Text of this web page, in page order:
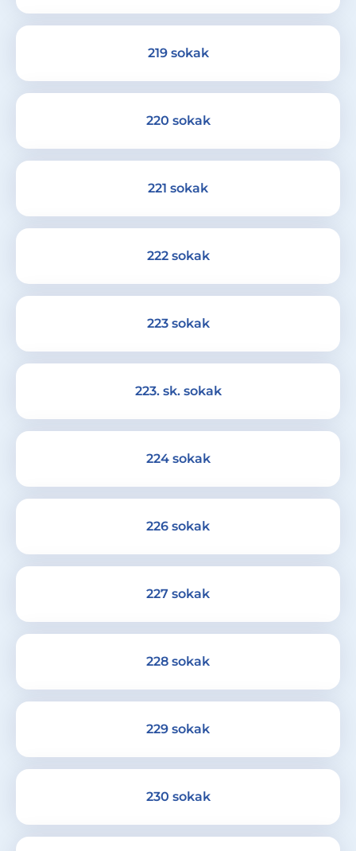
219 sokak
220 sokak
221 sokak
222 sokak
223 sokak
223. sk. sokak
224 sokak
226 sokak
227 sokak
228 sokak
229 sokak
230 sokak